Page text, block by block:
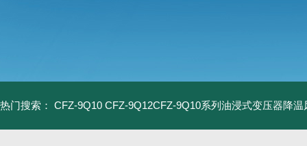
热门搜索： CFZ-9Q10 CFZ-9Q12CFZ-9Q10系列油浸式变压器降温